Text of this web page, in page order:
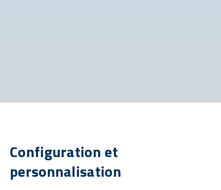
Configuration et
personnalisation